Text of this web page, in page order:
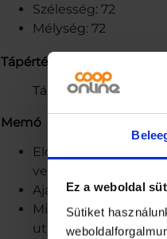
Ez a weboldal
Sütiket
Szélesség: 72
Mélység: 72
Tápértéktáblázat fejléc
Tápértéktáblázat
Memó
Előállítja és
Ajánlott hígítás: 1:8
Minőségét megőrzi
után hűtőben